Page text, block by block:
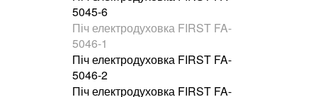
5045-6
Піч електродуховка FIRST FA-
5046-1
Піч електродуховка FIRST FA-
5046-2
Піч електродуховка FIRST FA-